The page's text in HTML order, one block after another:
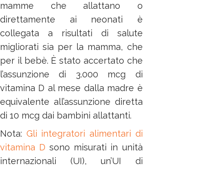
mamme che allattano o
direttamente ai neonati è
collegata a risultati di salute
migliorati sia per la mamma, che
per il bebè. È stato accertato che
l’assunzione di 3.000 mcg di
vitamina D al mese dalla madre è
equivalente all’assunzione diretta
di 10 mcg dai bambini allattanti.
Nota: Gli integratori alimentari di
vitamina D sono misurati in unità
internazionali (UI), un’UI di